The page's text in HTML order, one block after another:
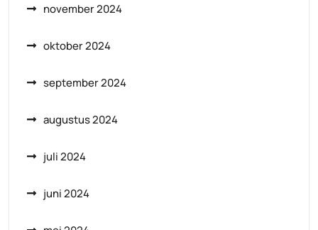
november 2024
oktober 2024
september 2024
augustus 2024
juli 2024
juni 2024